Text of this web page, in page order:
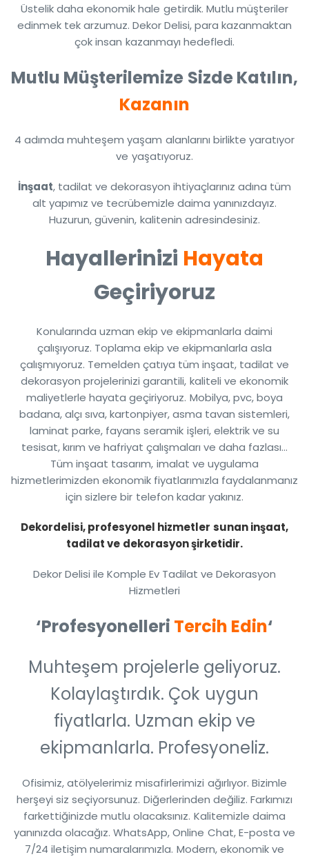
Üstelik daha ekonomik hale getirdik. Mutlu müşteriler
edinmek tek arzumuz. Dekor Delisi, para kazanmaktan
çok insan kazanmayı hedefledi.
Mutlu Müşterilemize Sizde Katılın,
Kazanın
4 adımda muhteşem yaşam alanlarını birlikte yaratıyor
ve yaşatıyoruz.
İnşaat, tadilat ve dekorasyon ihtiyaçlarınız adına tüm
alt yapımız ve tecrübemizle daima yanınızdayız.
Huzurun, güvenin, kalitenin adresindesiniz.
Hayallerinizi Hayata
Geçiriyoruz
Konularında uzman ekip ve ekipmanlarla daimi
çalışıyoruz. Toplama ekip ve ekipmanlarla asla
çalışmıyoruz. Temelden çatıya tüm inşaat, tadilat ve
dekorasyon projelerinizi garantili, kaliteli ve ekonomik
maliyetlerle hayata geçiriyoruz. Mobilya, pvc, boya
badana, alçı sıva, kartonpiyer, asma tavan sistemleri,
laminat parke, fayans seramik işleri, elektrik ve su
tesisat, kırım ve hafriyat çalışmaları ve daha fazlası…
Tüm inşaat tasarım, imalat ve uygulama
hizmetlerimizden ekonomik fiyatlarımızla faydalanmanız
için sizlere bir telefon kadar yakınız.
Dekordelisi, profesyonel hizmetler sunan inşaat,
tadilat ve dekorasyon şirketidir.
Dekor Delisi ile Komple Ev Tadilat ve Dekorasyon
Hizmetleri
‘Profesyonelleri Tercih Edin‘
Muhteşem projelerle geliyoruz.
Kolaylaştırdık. Çok uygun
fiyatlarla. Uzman ekip ve
ekipmanlarla. Profesyoneliz.
Ofisimiz, atölyelerimiz misafirlerimizi ağırlıyor. Bizimle
herşeyi siz seçiyorsunuz. Diğerlerinden değiliz. Farkımızı
farkettiğinizde mutlu olacaksınız. Kalitemizle daima
yanınızda olacağız. WhatsApp, Online Chat, E-posta ve
7/24 iletişim numaralarımızla. Modern, ekonomik ve